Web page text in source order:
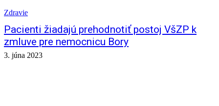
Zdravie
Pacienti žiadajú prehodnotiť postoj VšZP k
zmluve pre nemocnicu Bory
3. júna 2023